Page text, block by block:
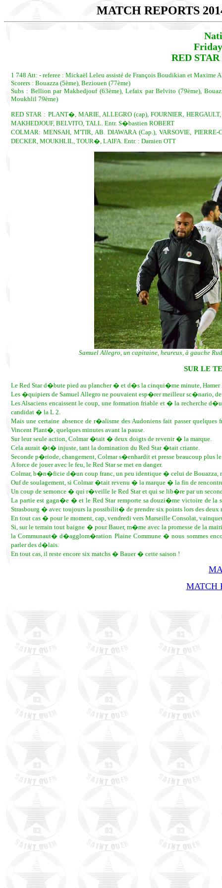
MATCH REPORTS
RED
1 748 Att: - referee : Mickaël Leleu assisté de François Boudikian et Maxime
Scorers : Bouazza (5ème), Beziouen (77ème)
Subs : Bellion par Makhedjouf (63ème), Lefaix par Belvito (79ème),
Moukhlil 79ème)
RED STAR : PLANT�, MARIE, ALLEGRO (cap), FOURNIER,
MAKHEDJOUF, BELVITO, TALL. Entr. S�bastien ROBERT
COLMAR: MENSAH, M'TIR, AB. DIAWARA (Cap.), VARSOVIE,
DECKER, MOUKHLIL, TOUR�, LAIFA. Entr. : Damien OTT
Samuel Allegro, un capitaine, heureux, à gauche
SUR LE
Le Red Star d�bute pied au plancher � et d�s la cinqui�me minute, Hamer
Les �quipiers de Samuel Allegro ne pouvaient esp�rer meilleur sc�nario,
Les Alsaciens encaissent le coup, une formation friable et � la recherche
candidat � la L 2.
Mais une certaine absence de r�alisme des Audoniens fait passer
Vincent Plant�, quelques minutes avant la pause.
Sur leur seule action, Colmar �tait � deux doigts de revenir � la marque.
Cela aurait �t� injuste, tant la domination du Red Star �tait criante.
Seconde p�riode, changement, Colmar s�enhardit et presse beaucoup plus
A force de jouer avec le feu, le Red Star se met en danger.
Colmar, b�n�ficie d�un coup franc, un peu identique � celui de
Ouf de soulagement, si Colmar �tait revenu � la marque � la fin de
Un coup de semonce � qui r�veille le Red Star et qui se lib�re par un
La partie est gagn�e � et le Red Star remporte sa douzi�me victoire de
Strasbourg � avec toujours la possibilit� de prendre six points lors des deux
En tout cas � pour le moment, cap, vendredi vers Marseille Consolat,
Si, sur le terrain tout baigne � pour Bauer, m�me avec la promesse de la
la Communaut� d�agglom�ration Plaine Commune � nous sommes
parler des d�lais.
En tout cas, il reste encore six matchs � Bauer � cette saison !
MATCH